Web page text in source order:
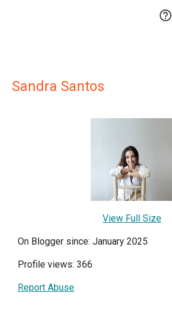

Sandra Santos
View Full Size
On Blogger since: January 2025
Profile views: 366
Report Abuse